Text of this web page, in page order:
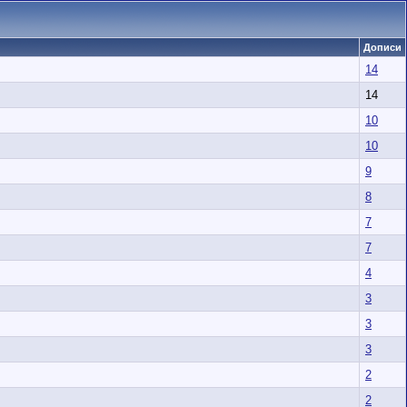
Дописи
14
14
10
10
9
8
7
7
4
3
3
3
2
2